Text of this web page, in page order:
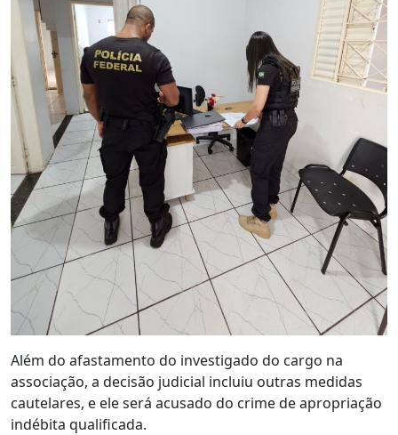
Além do afastamento do investigado do cargo na
associação, a decisão judicial incluiu outras medidas
cautelares, e ele será acusado do crime de apropriação
indébita qualificada.